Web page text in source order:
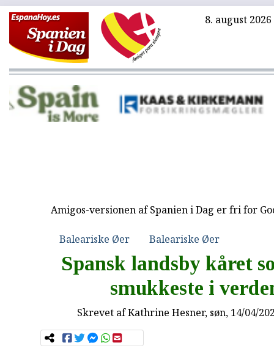
8. august 2026
Amigos-versionen af Spanien i Dag er fri for
Baleariske Øer Baleariske Øer
Spansk landsby kåret
smukkeste i
Skrevet afKathrine Hesner, søn, 14/04/